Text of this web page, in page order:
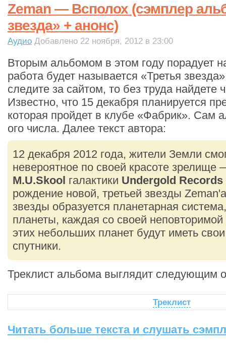
Zeman — Всполох (сэмплер
звезда» + анонс)
Аудио Добавлено 22 ноября, 2012 в 23:00
Вторым альбомом в этом году порадует
работа будет называется «Третья
следите за сайтом, то без труда найдете
Известно, что 15 декабря планируется
которая пройдет в клубе «Фабрик». Сам
ого числа. Далее текст автора:
12 декабря 2012 года, жители Земли
невероятное по своей красоте зрелище
M.U.Skool галактики Undergold Records
рождение новой, третьей звезды
звезды образуется планетарная
планеты, каждая со своей
этих небольших планет будут иметь
спутники.
Треклист альбома выглядит следующим
Треклист
Читать больше текста и слушать